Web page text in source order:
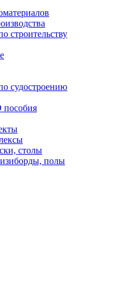
строительству
судостроению
пособия
столы
полы